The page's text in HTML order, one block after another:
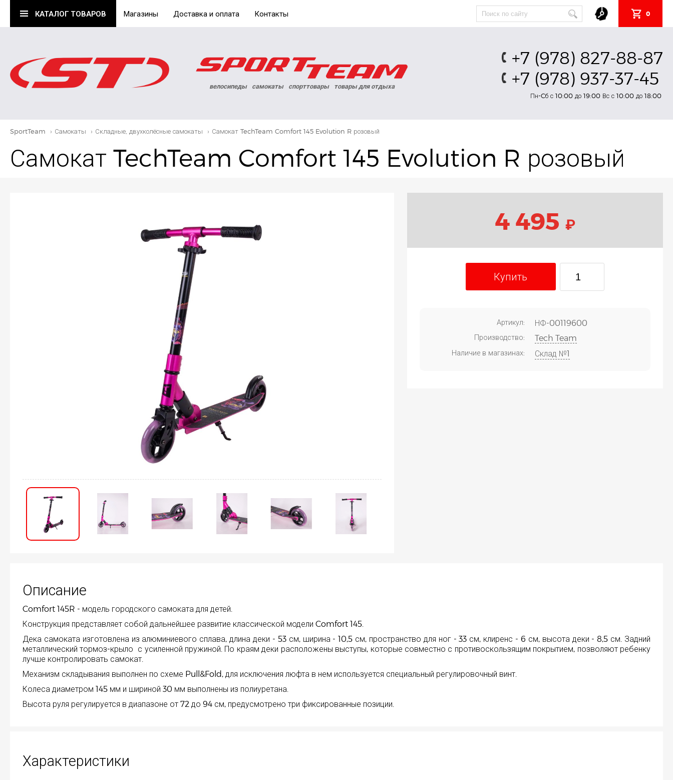
КАТАЛОГ ТОВАРОВ Магазины Доставка и оплата Контакты 0
велосипеды самокаты спорттовары товары для отдыха
+7 (978) 827-88-87
+7 (978) 937-37-45
Пн-Cб с 10:00 до 19:00 Вс с 10:00 до 18:00
SportTeam › Самокаты › Складные, двухколёсные самокаты › Самокат TechTeam Comfort 145 Evolution R розовый
Самокат TechTeam Comfort 145 Evolution R розовый
4 495 ₽
Купить
Артикул: НФ-00119600
Производство: Tech Team
Наличие в магазинах: Склад №1
Описание
Comfort 145R - модель городского самоката для детей.
Конструкция представляет собой дальнейшее развитие классической модели Comfort 145.
Дека самоката изготовлена из алюминиевого сплава, длина деки - 53 см, ширина - 10,5 см, пространство для ног - 33 см, клиренс - 6 см, высота деки - 8,5 см. Задний
металлический тормоз-крыло с усиленной пружиной. По краям деки расположены выступы, которые совместно с противоскользящим покрытием, позволяют ребенку
лучше контролировать самокат.
Механизм складывания выполнен по схеме Pull&Fold, для исключения люфта в нем используется специальный регулировочный винт.
Колеса диаметром 145 мм и шириной 30 мм выполнены из полиуретана.
Высота руля регулируется в диапазоне от 72 до 94 см, предусмотрено три фиксированные позиции.
Характеристики